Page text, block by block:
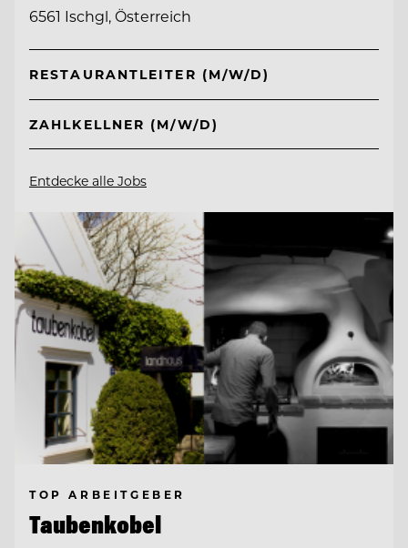
6561 Ischgl, Österreich
RESTAURANTLEITER (M/W/D)
ZAHLKELLNER (M/W/D)
Entdecke alle Jobs
TOP ARBEITGEBER
Taubenkobel